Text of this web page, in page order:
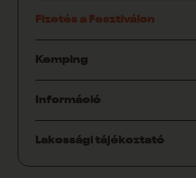
Fizetés a Fesztiválon
Kemping
Információ
Lakossági tájékoztató